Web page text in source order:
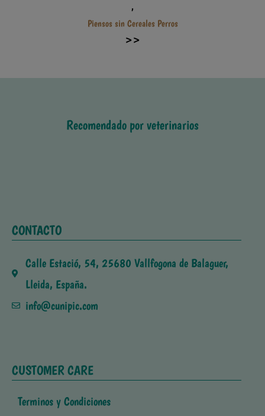
,
Piensos sin Cereales Perros
>>
Recomendado por veterinarios
CONTACTO
Calle Estació, 54, 25680 Vallfogona de Balaguer,
Lleida, España.
info@cunipic.com
CUSTOMER CARE
Terminos y Condiciones